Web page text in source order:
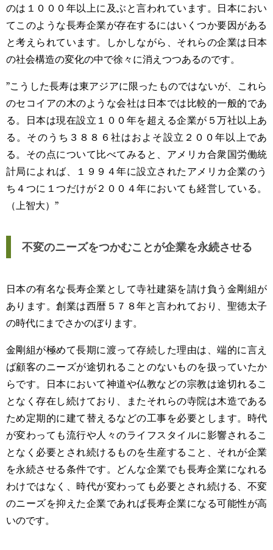
のは１０００年以上に及ぶと言われています。日本におい
てこのような長寿企業が存在するにはいくつか要因がある
と考えられています。しかしながら、それらの企業は日本
の社会構造の変化の中で徐々に消えつつあるのです。
”こうした長寿は東アジアに限ったものではないが、これら
のセコイアの木のような会社は日本では比較的一般的であ
る。日本は現在設立１００年を超える企業が５万社以上あ
る。そのうち３８８６社はおよそ設立２００年以上であ
る。その点について比べてみると、アメリカ合衆国労働統
計局によれば、１９９４年に設立されたアメリカ企業のう
ち４つに１つだけが２００４年においても経営している。
（上智大）”
不変のニーズをつかむことが企業を永続させる
日本の有名な長寿企業として寺社建築を請け負う金剛組が
あります。創業は西暦５７８年と言われており、聖徳太子
の時代にまでさかのぼります。
金剛組が極めて長期に渡って存続した理由は、端的に言え
ば顧客のニーズが途切れることのないものを扱っていたか
らです。日本において神道や仏教などの宗教は途切れるこ
となく存在し続けており、またそれらの寺院は木造である
ため定期的に建て替えるなどの工事を必要とします。時代
が変わっても流行や人々のライフスタイルに影響されるこ
となく必要とされ続けるものを生産すること、それが企業
を永続させる条件です。どんな企業でも長寿企業になれる
わけではなく、時代が変わっても必要とされ続ける、不変
のニーズを抑えた企業であれば長寿企業になる可能性が高
いのです。